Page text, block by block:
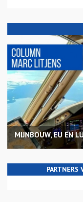
MIJNBOUW, EU EN
PARTNERS